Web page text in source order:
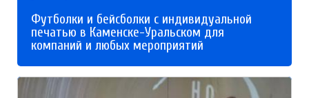
Футболки и бейсболки с индивидуальной
печатью в Каменске-Уральском для
компаний и любых мероприятий